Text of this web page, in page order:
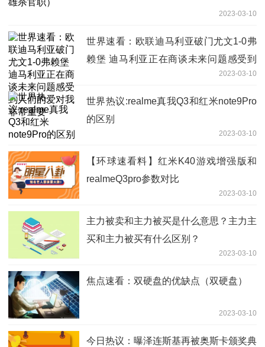
2023-03-10
世界速看：欧联迪马利亚破门尤文1-0弗
赖堡 迪马利亚正在商谈未来问题感受到
2023-03-10
世界热议:realme真我Q3和红米note9Pro
的区别
2023-03-10
【环球速看料】红米K40游戏增强版和
realmeQ3pro参数对比
2023-03-10
主力被卖和主力被买是什么意思？主力主
买和主力被买有什么区别？
2023-03-10
焦点速看：双硬盘的优缺点（双硬盘）
2023-03-10
今日热议：曝泽连斯基再被奥斯卡颁奖典